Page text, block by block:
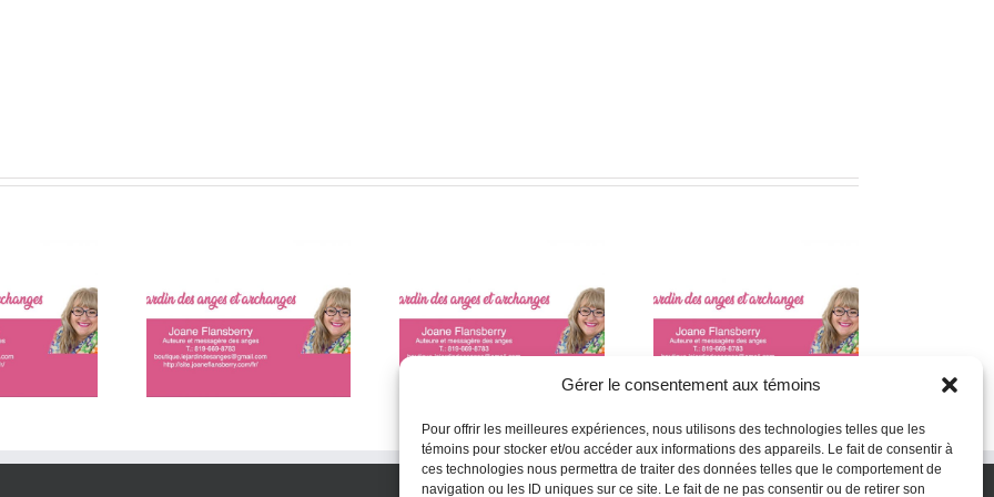
Gérer le consentement aux témoins
Pour offrir les meilleures expériences, nous utilisons des technologies telles que les
témoins pour stocker et/ou accéder aux informations des appareils. Le fait de consentir à
ces technologies nous permettra de traiter des données telles que le comportement de
navigation ou les ID uniques sur ce site. Le fait de ne pas consentir ou de retirer son
angélique
mensuelle
Horoscope angélique
mensuelle
Horoscope angélique
mensuelle
Horoscope angélique
mensuelle